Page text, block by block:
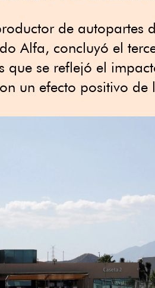
de autopartes
Alfa, concluyó el
que se reflejó el
un efecto positivo